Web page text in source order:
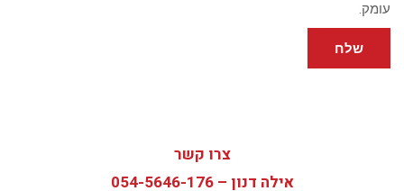
עומק.
שלח
צרו קשר
אילה דנון –054-5646-176